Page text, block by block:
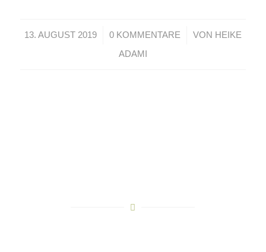
13. AUGUST 2019
/ 0 KOMMENTARE
/ VON HEIKE
ADAMI